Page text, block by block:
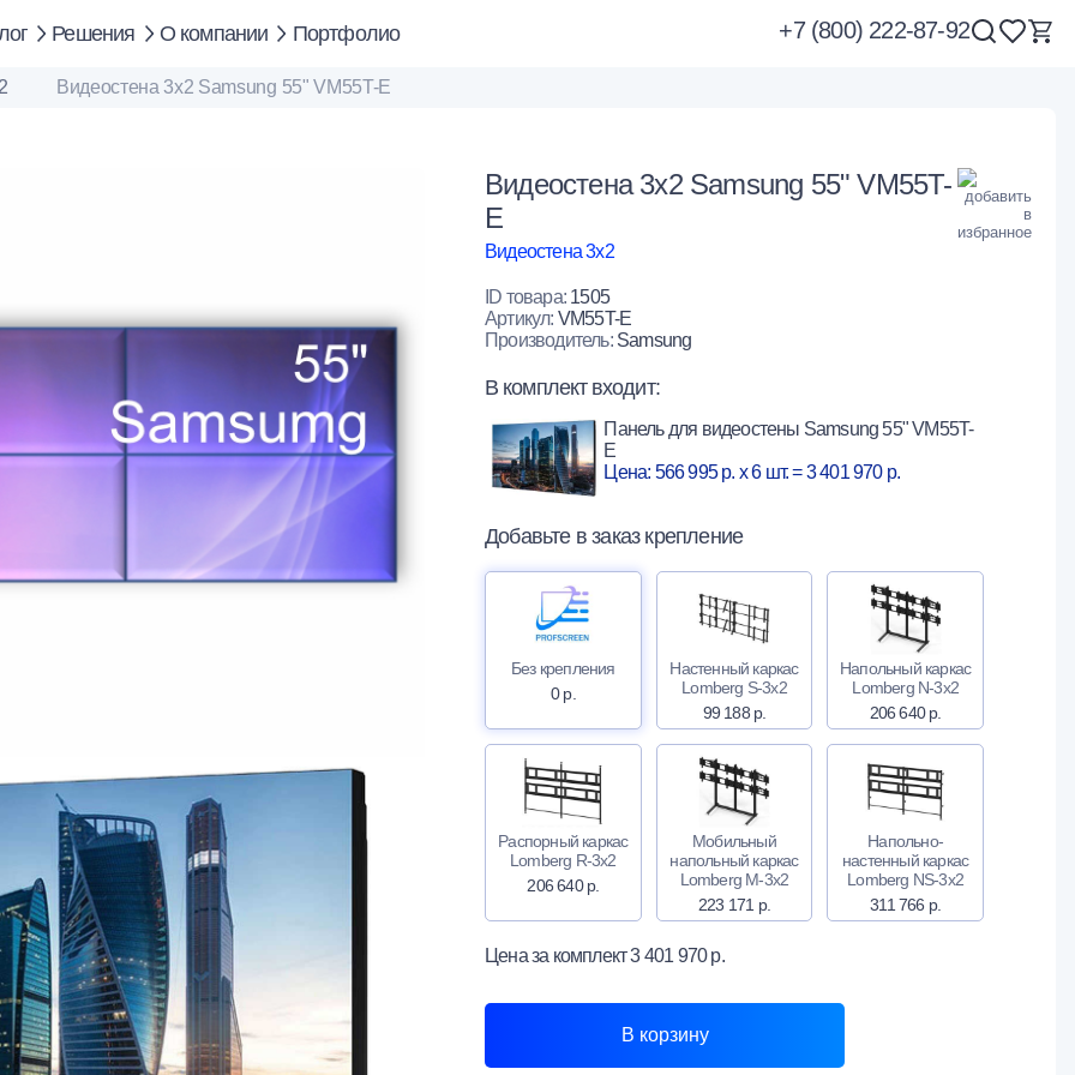
Решения О компании Портфолио +7 (800) 222-87-92
Видеостена 3x2 Samsung 55" VM55T-E
Видеостена 3x2 Samsung 55" VM55T-
E
Видеостена 3х2
ID товара: 1505
Артикул: VM55T-E
Производитель: Samsung
В комплект входит:
Панель для видеостены Samsung 55" VM55T-
E
Цена: 566 995 р. x 6 шт. = 3 401 970 р.
Добавьте в заказ крепление
Без крепления
0 р.
Настенный каркас
Lomberg S-3х2
99 188 р.
Напольный каркас
Lomberg N-3х2
206 640 р.
Распорный каркас
Lomberg R-3х2
206 640 р.
Мобильный
напольный каркас
Lomberg M-3х2
223 171 р.
Напольно-
настенный каркас
Lomberg NS-3х2
311 766 р.
Цена за комплект3 401 970 р.
В корзину